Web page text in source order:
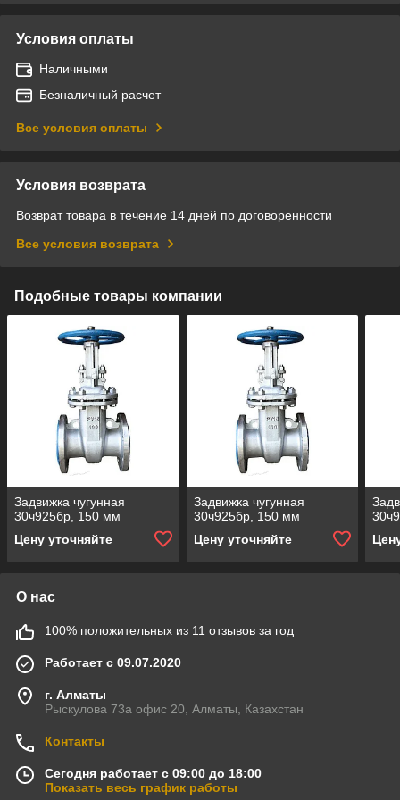
Условия оплаты
Наличными
Безналичный расчет
Все условия оплаты
Условия возврата
Возврат товара в течение 14 дней по договоренности
Все условия возврата
Подобные товары компании
Задвижка чугунная
30ч925бр, 150 мм
Цену уточняйте
Задвижка чугунная
30ч925бр, 150 мм
Цену уточняйте
О нас
100% положительных из 11 отзывов за год
Работает с 09.07.2020
г. Алматы
Рыскулова 73а офис 20, Алматы, Казахстан
Контакты
Сегодня работает с 09:00 до 18:00
Показать весь график работы